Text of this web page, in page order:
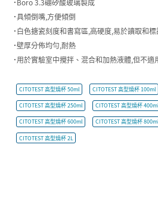
˙Boro 3.3硼矽酸玻璃製成
˙具傾倒嘴,方便傾倒
˙白色搪瓷刻度和書寫區,高硬度,易於讀取和標
˙壁厚分佈均勻,耐熱
˙用於實驗室中攪拌、混合和加熱液體,但不適
CITOTEST 高型燒杯 50ml CITOTEST 高型燒杯 100ml
CITOTEST 高型燒杯 250ml CITOTEST 高型燒杯 400ml
CITOTEST 高型燒杯 600ml CITOTEST 高型燒杯 800ml
CITOTEST 高型燒杯 2L